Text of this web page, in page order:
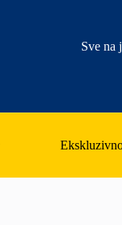
Sve na